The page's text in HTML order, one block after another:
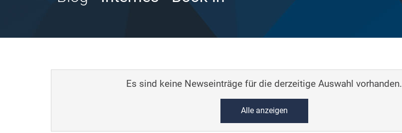
Es sind keine Newseinträge für die derzeitige Auswahl vorhanden.
Alle anzeigen